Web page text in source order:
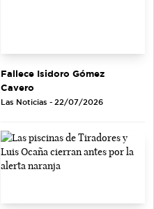
Fallece Isidoro Gómez
Cavero
Las Noticias - 22/07/2026